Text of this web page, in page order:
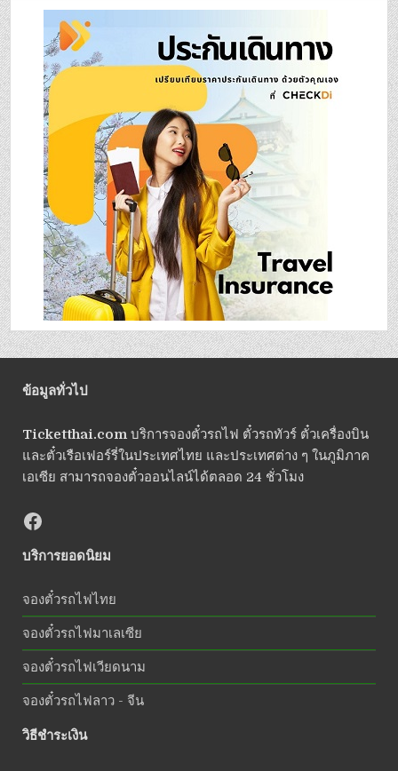
ข้อมูลทั่วไป
Ticketthai.comบริการจองตั๋วรถไฟ ตั๋วรถทัวร์ ตั๋วเครื่องบิน
และตั๋วเรือเฟอร์รี่ในประเทศไทย และประเทศต่าง ๆ ในภูมิภาค
เอเซีย สามารถจองตั๋วออนไลน์ได้ตลอด 24 ชั่วโมง
บริการยอดนิยม
จองตั๋วรถไฟไทย
จองตั๋วรถไฟมาเลเซีย
จองตั๋วรถไฟเวียดนาม
จองตั๋วรถไฟลาว - จีน
วิธีชำระเงิน